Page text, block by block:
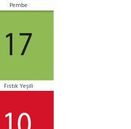
Pembe
Fıstık Yeşili